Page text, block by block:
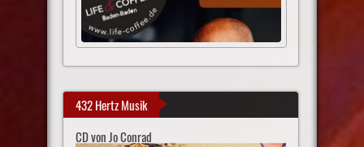
432 Hertz Musik
CD von Jo Conrad